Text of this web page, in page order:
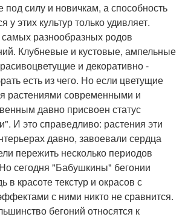
силу и новичкам, а способность
у этих культур только удивляет.
разнообразных родов
Клубневые и кустовые, ампельные
и декоративно -
есть из чего. Но если цветущие
растениями современными и
давно присвоен статус
И это справедливо: растения эти
давно, завоевали сердца
пережить несколько периодов
сегодня "Бабушкины" бегонии
в красоте текстур и окрасов с
с ними никто не сравнится.
бегоний относятся к